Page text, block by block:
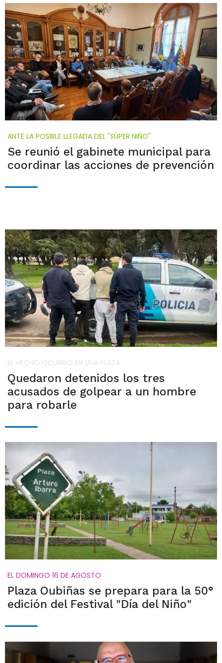
ANTE LA POSIBLE LLEGADA DEL "SÚPER NIÑO"
Se reunió el gabinete municipal para
coordinar las acciones de prevención
EL HECHO OCURRIÓ EN UNA PLAZA
Quedaron detenidos los tres
acusados de golpear a un hombre
para robarle
EL DOMINGO 16 DE AGOSTO
Plaza Oubiñas se prepara para la 50°
edición del Festival "Día del Niño"